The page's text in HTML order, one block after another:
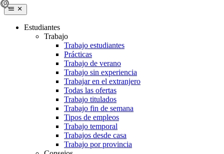
Estudiantes
Trabajo
Trabajo estudiantes
Prácticas
Trabajo de verano
Trabajo sin experiencia
Trabajar en el extranjero
Todas las ofertas
Trabajo titulados
Trabajo fin de semana
Tipos de empleos
Trabajo temporal
Trabajos desde casa
Trabajo por provincia